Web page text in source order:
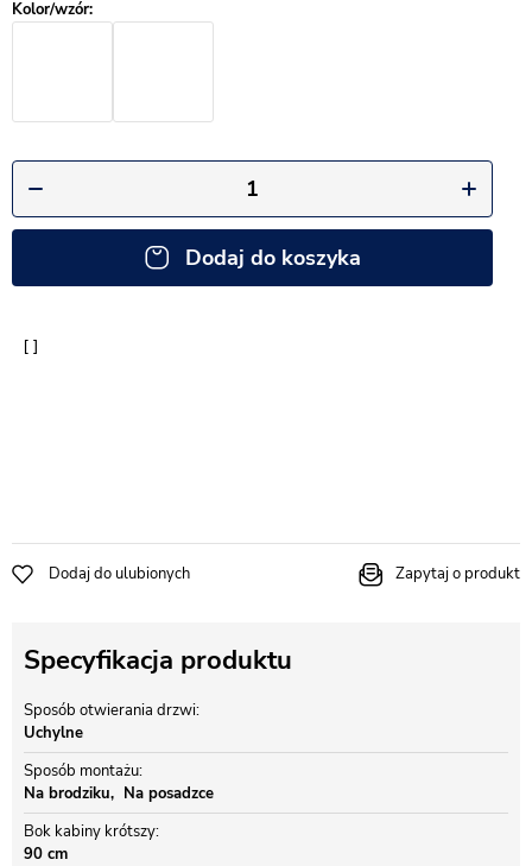
Dodaj do koszyka
Dodaj do ulubionych Zapytaj o produkt
Specyfikacja produktu
Sposób otwierania drzwi
Uchylne
Sposób montażu
Na brodziku
Na posadzce
Bok kabiny krótszy
90 cm